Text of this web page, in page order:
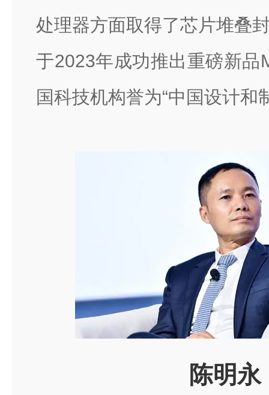
处理器方面取得了芯片堆叠
于2023年成功推出重磅新品
国科技机构誉为“中国设计和
陈明永